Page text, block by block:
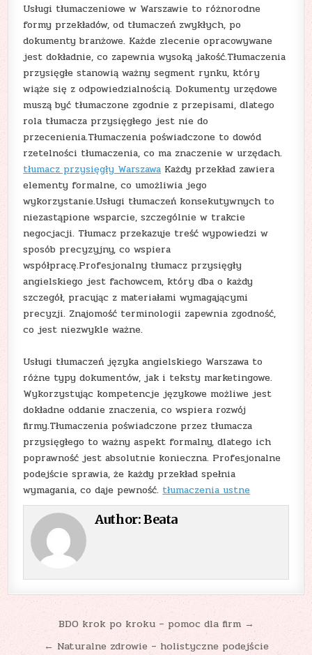
Usługi tłumaczeniowe w Warszawie to różnorodne
formy przekładów, od tłumaczeń zwykłych, po
dokumenty branżowe. Każde zlecenie opracowywane
jest dokładnie, co zapewnia wysoką jakość.Tłumaczenia
przysięgłe stanowią ważny segment rynku, który
wiąże się z odpowiedzialnością. Dokumenty urzędowe
muszą być tłumaczone zgodnie z przepisami, dlatego
rola tłumacza przysięgłego jest nie do
przecenienia.Tłumaczenia poświadczone to dowód
rzetelności tłumaczenia, co ma znaczenie w urzędach.
tłumacz przysięgły Warszawa Każdy przekład zawiera
elementy formalne, co umożliwia jego
wykorzystanie.Usługi tłumaczeń konsekutywnych to
niezastąpione wsparcie, szczególnie w trakcie
negocjacji. Tłumacz przekazuje treść wypowiedzi w
sposób precyzyjny, co wspiera
współpracę.Profesjonalny tłumacz przysięgły
angielskiego jest fachowcem, który dba o każdy
szczegół, pracując z materiałami wymagającymi
precyzji. Znajomość terminologii zapewnia zgodność,
co jest niezwykle ważne.
Usługi tłumaczeń języka angielskiego Warszawa to
różne typy dokumentów, jak i teksty marketingowe.
Wykorzystując kompetencje językowe możliwe jest
dokładne oddanie znaczenia, co wspiera rozwój
firmy.Tłumaczenia poświadczone przez tłumacza
przysięgłego to ważny aspekt formalny, dlatego ich
poprawność jest absolutnie konieczna. Profesjonalne
podejście sprawia, że każdy przekład spełnia
wymagania, co daje pewność. tłumaczenia ustne
Author:Beata
Nawigacja
wpisu
BDO krok po kroku – pomoc dla firm →
← Naturalne zdrowie – holistyczne podejście